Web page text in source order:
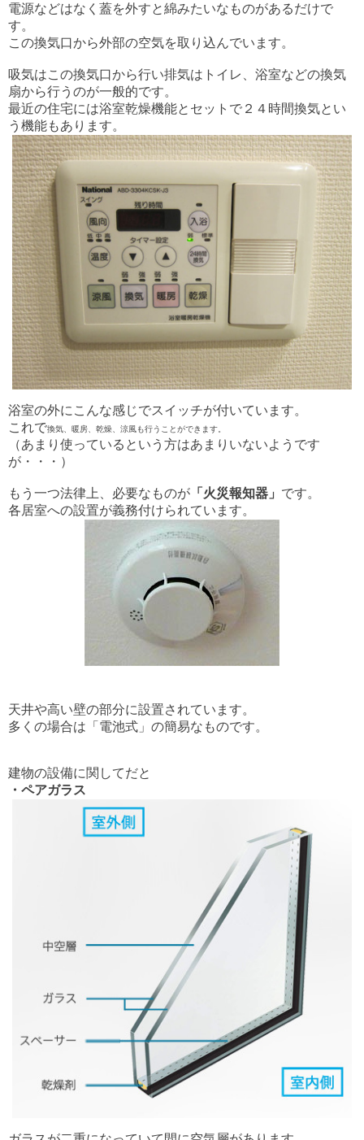
電源などはなく蓋を外すと綿みたいなものがあるだけで
す。
この換気口から外部の空気を取り込んでいます。
吸気はこの換気口から行い排気はトイレ、浴室などの換気
扇から行うのが一般的です。
最近の住宅には浴室乾燥機能とセットで２４時間換気とい
う機能もあります。
浴室の外にこんな感じでスイッチが付いています。
これで換気、暖房、乾燥、涼風も行うことができます。
（あまり使っているという方はあまりいないようです
が・・・）
もう一つ法律上、必要なものが 「火災報知器」 です。
各居室への設置が義務付けられています。
天井や高い壁の部分に設置されています。
多くの場合は「電池式」の簡易なものです。
建物の設備に関してだと
・ペアガラス